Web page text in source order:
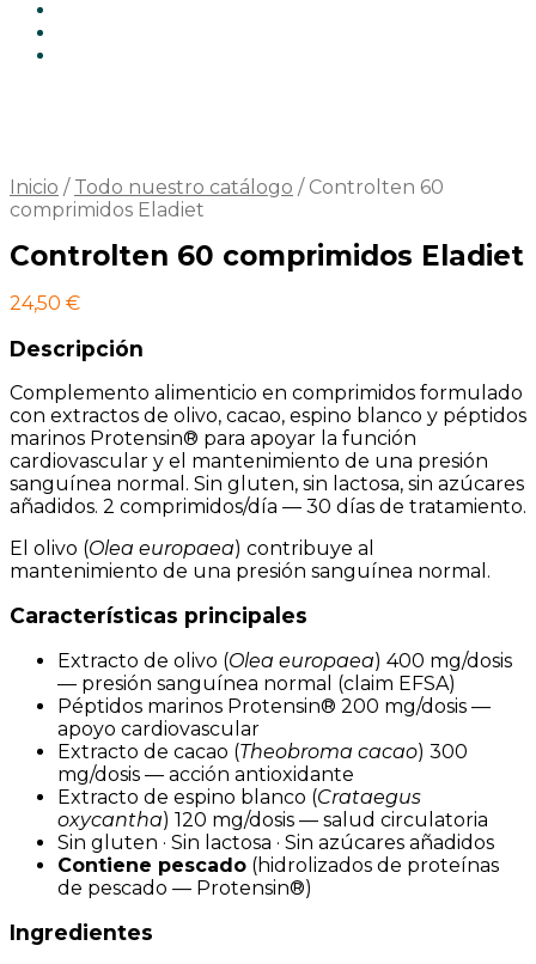
Inicio / Todo nuestro catálogo /Controlten 60
comprimidos Eladiet
Controlten 60 comprimidos Eladiet
24,50 €
Descripción
Complemento alimenticio en comprimidos formulado
con extractos de olivo, cacao, espino blanco y péptidos
marinos Protensin® para apoyar la función
cardiovascular y el mantenimiento de una presión
sanguínea normal. Sin gluten, sin lactosa, sin azúcares
añadidos. 2 comprimidos/día — 30 días de tratamiento.
El olivo (Olea europaea) contribuye al
mantenimiento de una presión sanguínea normal.
Características principales
Extracto de olivo (Olea europaea) 400 mg/dosis
— presión sanguínea normal (claim EFSA)
Péptidos marinos Protensin® 200 mg/dosis —
apoyo cardiovascular
Extracto de cacao (Theobroma cacao) 300
mg/dosis — acción antioxidante
Extracto de espino blanco (Crataegus
oxycantha) 120 mg/dosis — salud circulatoria
Sin gluten · Sin lactosa · Sin azúcares añadidos
Contiene pescado (hidrolizados de proteínas
de pescado — Protensin®)
Ingredientes